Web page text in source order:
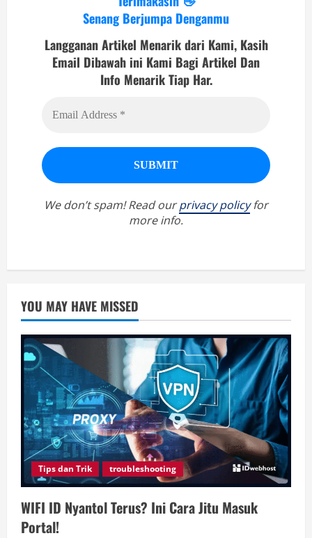
Senang Berjumpa Denganmu
Langganan Artikel Menarik dari Kami, Kasih
Email Dibawah ini Kami Bagi Artikel Dan
Info Menarik Tiap Har.
We don’t spam! Read ourprivacy policyfor
more info.
YOU MAY HAVE MISSED
Tips dan Trik troubleshooting
WIFI ID Nyantol Terus? Ini Cara Jitu Masuk
Portal!